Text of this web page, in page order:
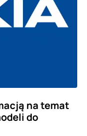
na temat
do